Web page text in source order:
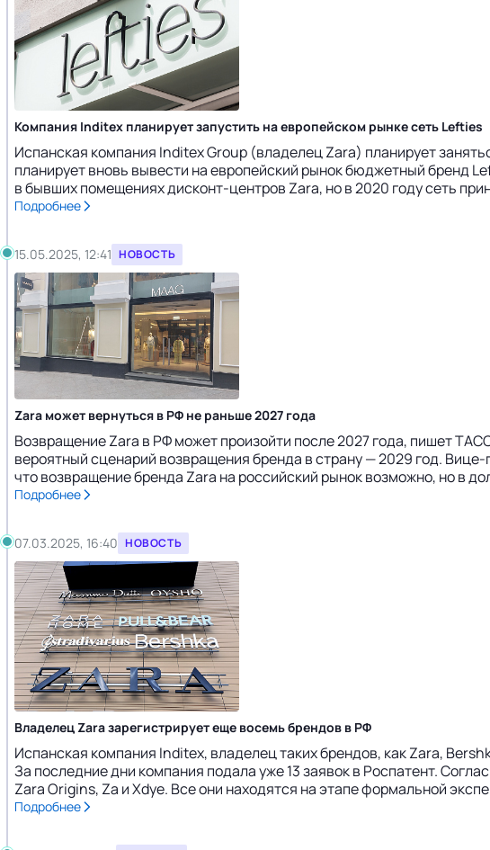
Компания Inditex планирует запустить на европейском рынке сеть Lefties
Испанская компания Inditex Group (владелец Zara) планирует
планирует вновь вывести на европейский рынок бюджетный бренд
в бывших помещениях дисконт-центров Zara, но в 2020 году сеть
Подробнее
15.05.2025, 12:41 НОВОСТЬ
Zara может вернуться в РФ не раньше 2027 года
Возвращение Zara в РФ может произойти после 2027 года, пишет
вероятный сценарий возвращения бренда в страну — 2029 год.
что возвращение бренда Zara на российский рынок возможно, но в
Подробнее
07.03.2025, 16:40 НОВОСТЬ
Владелец Zara зарегистрирует еще восемь брендов в РФ
Испанская компания Inditex, владелец таких брендов, как Zara,
За последние дни компания подала уже 13 заявок в Роспатент.
Zara Origins, Za и Xdye. Все они находятся на этапе формальной
Подробнее